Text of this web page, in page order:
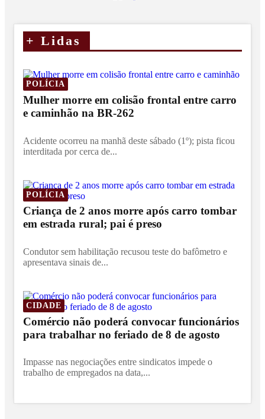
+ Lidas
POLÍCIA
Mulher morre em colisão frontal entre carro
e caminhão na BR-262
Acidente ocorreu na manhã deste sábado (1º); pista ficou
interditada por cerca de...
POLÍCIA
Criança de 2 anos morre após carro tombar
em estrada rural; pai é preso
Condutor sem habilitação recusou teste do bafômetro e
apresentava sinais de...
CIDADE
Comércio não poderá convocar funcionários
para trabalhar no feriado de 8 de agosto
Impasse nas negociações entre sindicatos impede o
trabalho de empregados na data,...